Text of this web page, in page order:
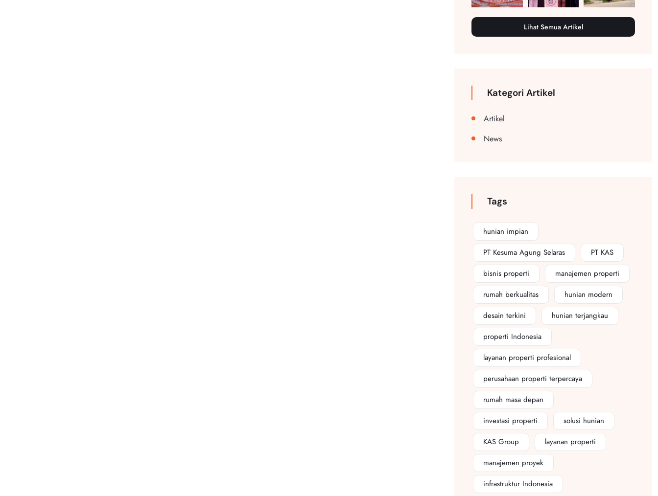
Lihat Semua Artikel
Kategori Artikel
Artikel
News
Tags
hunian impian
PT Kesuma Agung Selaras
PT KAS
bisnis properti
manajemen properti
rumah berkualitas
hunian modern
desain terkini
hunian terjangkau
properti Indonesia
layanan properti profesional
perusahaan properti terpercaya
rumah masa depan
investasi properti
solusi hunian
KAS Group
layanan properti
manajemen proyek
infrastruktur Indonesia